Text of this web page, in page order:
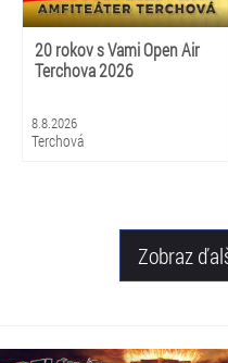
20 rokov s Vami Open Air
Terchova 2026
8.8.2026
Terchová
Zobraz